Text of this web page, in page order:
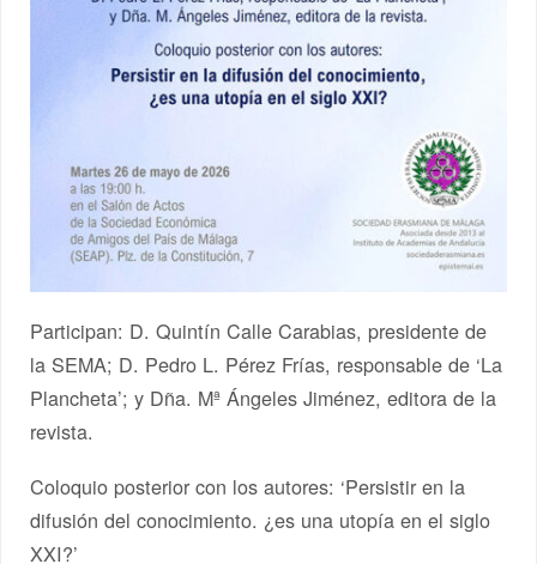
Participan: D. Quintín Calle Carabias, presidente de
la SEMA; D. Pedro L. Pérez Frías, responsable de ‘La
Plancheta’; y Dña. Mª Ángeles Jiménez, editora de la
revista.
Coloquio posterior con los autores: ‘Persistir en la
difusión del conocimiento. ¿es una utopía en el siglo
XXI?’